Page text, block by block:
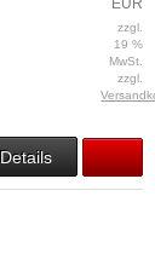
EUR
zzgl.
19 %
MwSt.
zzgl.
Details